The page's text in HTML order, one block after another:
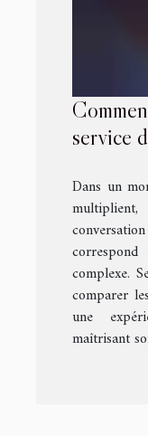
service
Dans un
complexe.
comparer
une
maîtrisant